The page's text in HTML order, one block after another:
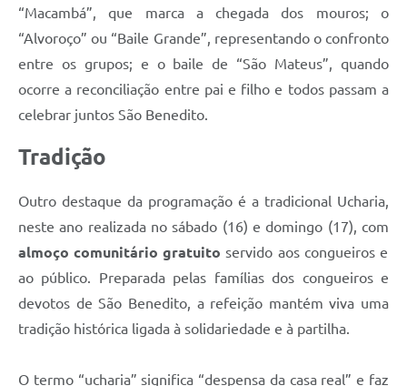
“Macambá”, que marca a chegada dos mouros; o
“Alvoroço” ou “Baile Grande”, representando o confronto
entre os grupos; e o baile de “São Mateus”, quando
ocorre a reconciliação entre pai e filho e todos passam a
celebrar juntos São Benedito.
Tradição
Outro destaque da programação é a tradicional Ucharia,
neste ano realizada no sábado (16) e domingo (17), com
almoço comunitário gratuito servido aos congueiros e
ao público. Preparada pelas famílias dos congueiros e
devotos de São Benedito, a refeição mantém viva uma
tradição histórica ligada à solidariedade e à partilha.
O termo “ucharia” significa “despensa da casa real” e faz